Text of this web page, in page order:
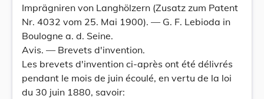
Imprägniren von Langhölzern (Zusatz zum Patent
Nr. 4032 vom 25. Mai 1900). — G. F. Lebioda in
Boulogne a. d. Seine.
Avis. — Brevets d'invention.
Les brevets d'invention ci-après ont été délivrés
pendant le mois de juin écoulé, en vertu de la loi
du 30 juin 1880, savoir: